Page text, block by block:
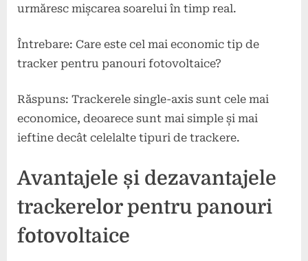
urmăresc mișcarea soarelui în timp real.
Întrebare: Care este cel mai economic tip de
tracker pentru panouri fotovoltaice?
Răspuns: Trackerele single-axis sunt cele mai
economice, deoarece sunt mai simple și mai
ieftine decât celelalte tipuri de trackere.
Avantajele și dezavantajele
trackerelor pentru panouri
fotovoltaice